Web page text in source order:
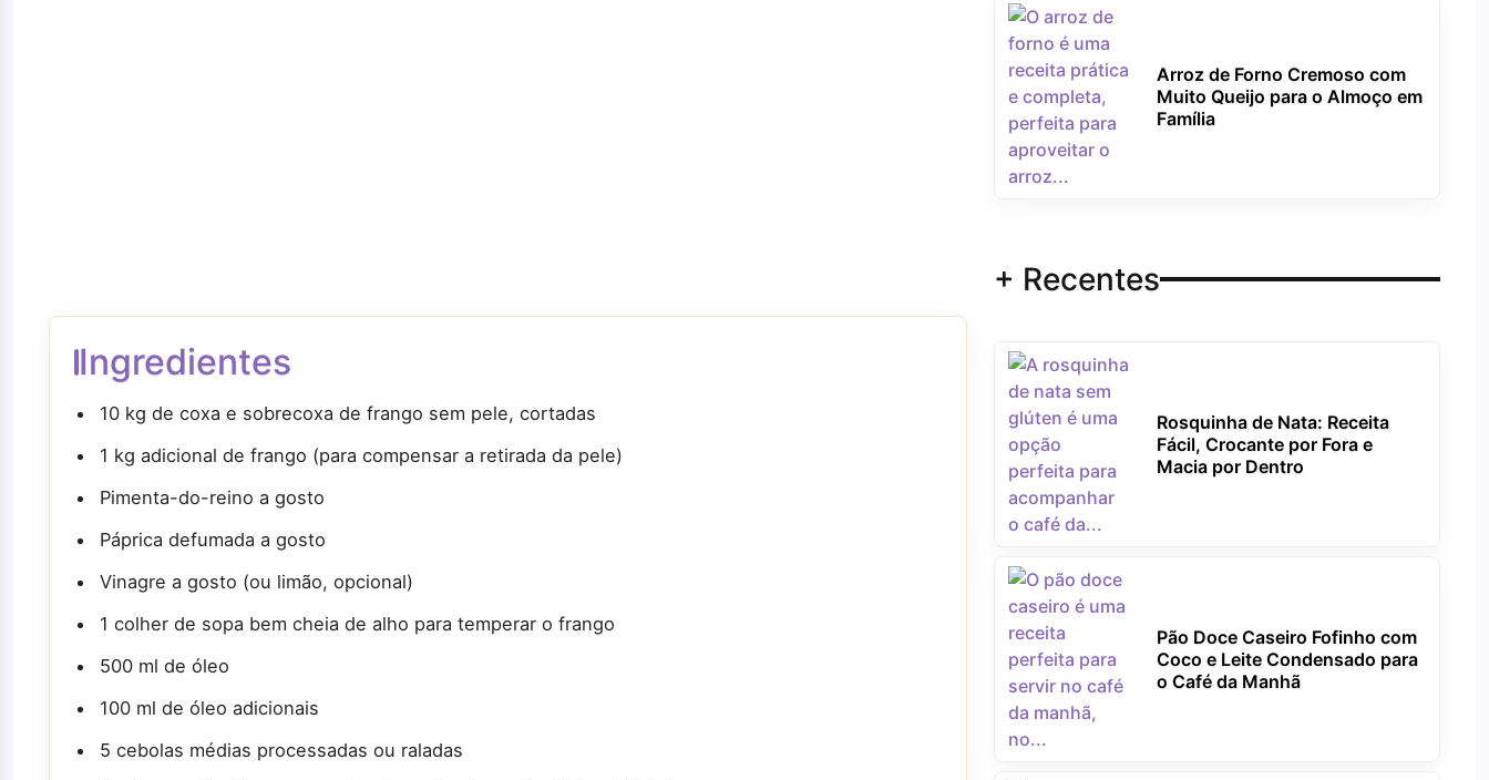
Ingredientes
10 kg de coxa e sobrecoxa de frango sem pele, cortadas
1 kg adicional de frango (para compensar a retirada da pele)
Pimenta-do-reino a gosto
Páprica defumada a gosto
Vinagre a gosto (ou limão, opcional)
1 colher de sopa bem cheia de alho para temperar o frango
500 ml de óleo
100 ml de óleo adicionais
5 cebolas médias processadas ou raladas
Arroz de Forno Cremoso com
Muito Queijo para o Almoço em
Família
+ Recentes
Rosquinha de Nata: Receita
Fácil, Crocante por Fora e
Macia por Dentro
Pão Doce Caseiro Fofinho com
Coco e Leite Condensado para
o Café da Manhã